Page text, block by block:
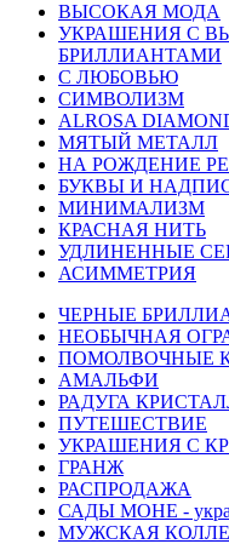
ВЫСОКАЯ МОДА
УКРАШЕНИЯ С
БРИЛЛИАНТАМИ
С ЛЮБОВЬЮ
СИМВОЛИЗМ
ALROSA
МЯТЫЙ МЕТАЛЛ
НА РОЖДЕНИЕ
БУКВЫ И
МИНИМАЛИЗМ
КРАСНАЯ НИТЬ
УДЛИНЕННЫЕ
АСИММЕТРИЯ
ЧЕРНЫЕ
НЕОБЫЧНАЯ
ПОМОЛВОЧНЫЕ
АМАЛЬФИ
РАДУГА
ПУТЕШЕСТВИЕ
УКРАШЕНИЯ С
ГРАНЖ
РАСПРОДАЖА
САДЫ МОНЕ -
МУЖСКАЯ